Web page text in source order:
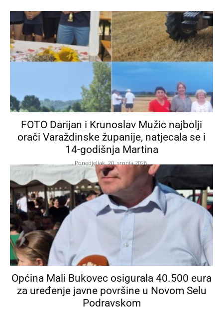
FOTO Darijan i Krunoslav Mužic najbolji
orači Varaždinske županije, natjecala se i
14-godišnja Martina
Ponedjeljak, 20. srpnja 2026.
Općina Mali Bukovec osigurala 40.500 eura
za uređenje javne površine u Novom Selu
Podravskom